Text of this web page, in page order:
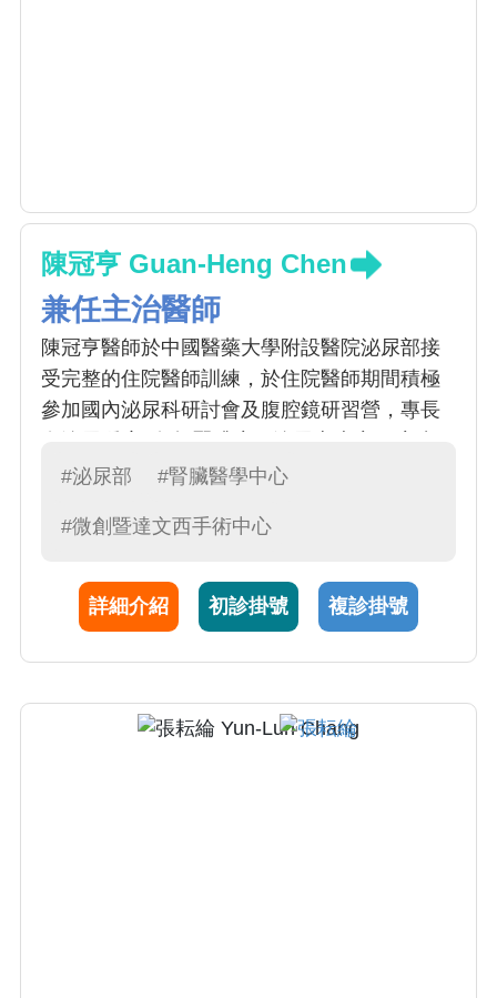
陳冠亨 Guan-Heng Chen
兼任主治醫師
陳冠亨醫師於中國醫藥大學附設醫院泌尿部接
受完整的住院醫師訓練，於住院醫師期間積極
參加國內泌尿科研討會及腹腔鏡研習營，專長
癌、攝護腺癌及睪丸癌')、尿路結石、前列腺肥
氣修補、輸精管結紮等等。
#泌尿部 #腎臟醫學中心
#微創暨達文西手術中心
詳細介紹 初診掛號 複診掛號